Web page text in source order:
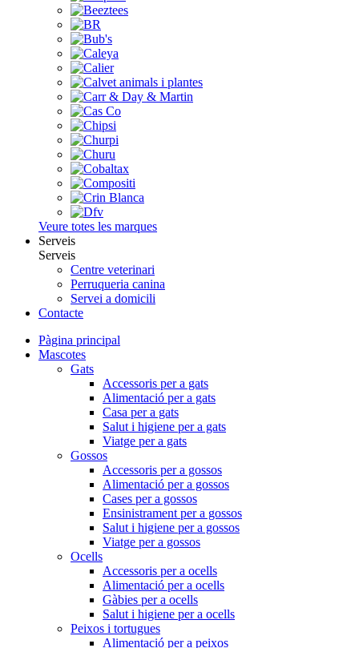
Veure totes les marques
Serveis
Serveis
Centre veterinari
Perruqueria canina
Servei a domicili
Contacte
Pàgina principal
Mascotes
Gats
Accessoris per a gats
Alimentació per a gats
Casa per a gats
Salut i higiene per a gats
Viatge per a gats
Gossos
Accessoris per a gossos
Alimentació per a gossos
Cases per a gossos
Ensinistrament per a gossos
Salut i higiene per a gossos
Viatge per a gossos
Ocells
Accessoris per a ocells
Alimentació per a ocells
Gàbies per a ocells
Salut i higiene per a ocells
Peixos i tortugues
Alimentació per a peixos